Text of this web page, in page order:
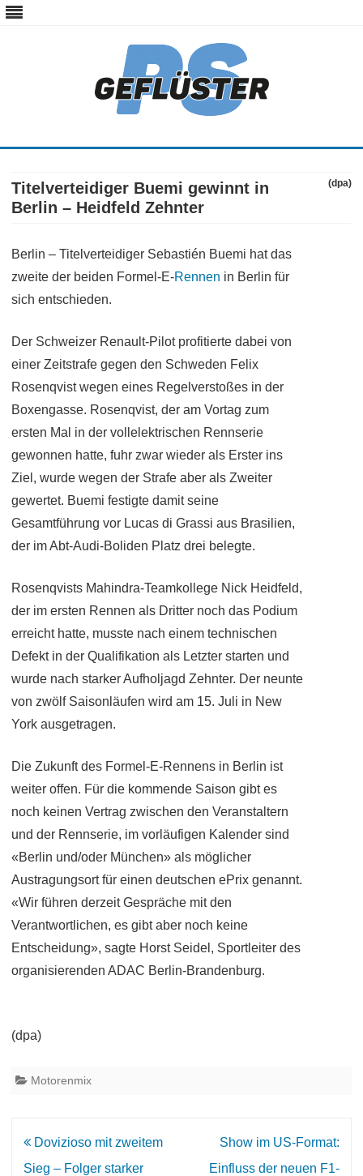
Skip
content
Titelverteidiger Buemi gewinnt in
Berlin – Heidfeld Zehnter
(dpa)
Berlin – Titelverteidiger Sebastién Buemi hat das
zweite der beiden Formel-E-Rennen in Berlin für
sich entschieden.
Der Schweizer Renault-Pilot profitierte dabei von
einer Zeitstrafe gegen den Schweden Felix
Rosenqvist wegen eines Regelverstoßes in der
Boxengasse. Rosenqvist, der am Vortag zum
ersten Mal in der vollelektrischen Rennserie
gewonnen hatte, fuhr zwar wieder als Erster ins
Ziel, wurde wegen der Strafe aber als Zweiter
gewertet. Buemi festigte damit seine
Gesamtführung vor Lucas di Grassi aus Brasilien,
der im Abt-Audi-Boliden Platz drei belegte.
Rosenqvists Mahindra-Teamkollege Nick Heidfeld,
der im ersten Rennen als Dritter noch das Podium
erreicht hatte, musste nach einem technischen
Defekt in der Qualifikation als Letzter starten und
wurde nach starker Aufholjagd Zehnter. Der neunte
von zwölf Saisonläufen wird am 15. Juli in New
York ausgetragen.
Die Zukunft des Formel-E-Rennens in Berlin ist
weiter offen. Für die kommende Saison gibt es
noch keinen Vertrag zwischen den Veranstaltern
und der Rennserie, im vorläufigen Kalender sind
«Berlin und/oder München» als möglicher
Austragungsort für einen deutschen ePrix genannt.
«Wir führen derzeit Gespräche mit den
Verantwortlichen, es gibt aber noch keine
Entscheidung», sagte Horst Seidel, Sportleiter des
organisierenden ADAC Berlin-Brandenburg.
(dpa)
Motorenmix
Beitrags-
Navigation
Dovizioso mit zweitem
Sieg – Folger starker
Show im US-Format:
Einfluss der neuen F1-